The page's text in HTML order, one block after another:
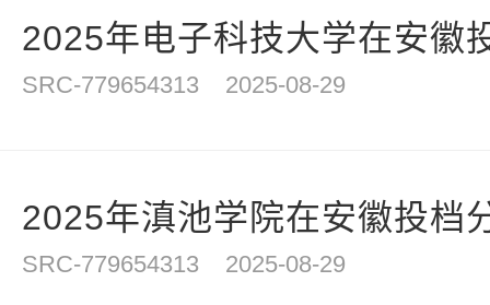
2025年电子科技大学在安徽
SRC-779654313 2025-08-29
2025年滇池学院在安徽投档
SRC-779654313 2025-08-29